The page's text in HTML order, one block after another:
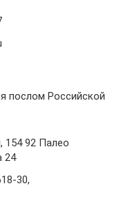
послом Российской
154 92 Палео
24
30,